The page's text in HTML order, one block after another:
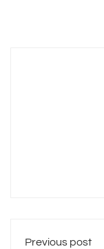
Previous post